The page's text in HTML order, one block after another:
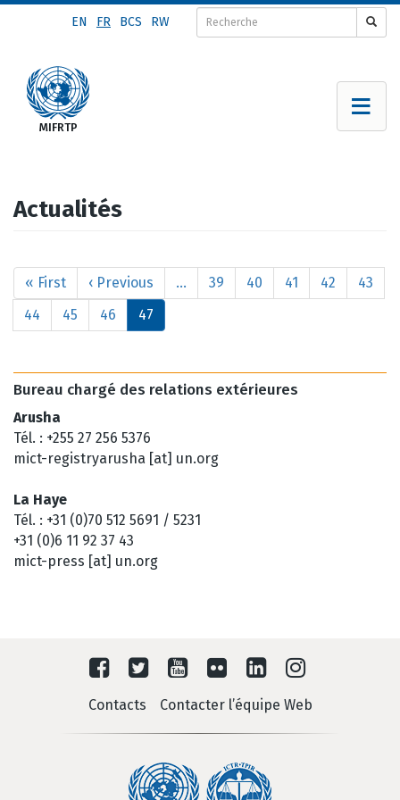
principal
EN FR BCS RW
Actualités
Pagination
Première
page
« First
Page
précédente
‹ Previous … Page
39 Page
40 Page
41 Page
42 Page
43
Page
44 Page
45 Page
46
Page
courante
47
Bureau chargé des relations extérieures
Arusha
Tél. : +255 27 256 5376
mict-registryarusha [at] un.org
La Haye
Tél. : +31 (0)70 512 5691 / 5231
+31 (0)6 11 92 37 43
mict-press [at] un.org
Contacts Contacter l’équipe Web